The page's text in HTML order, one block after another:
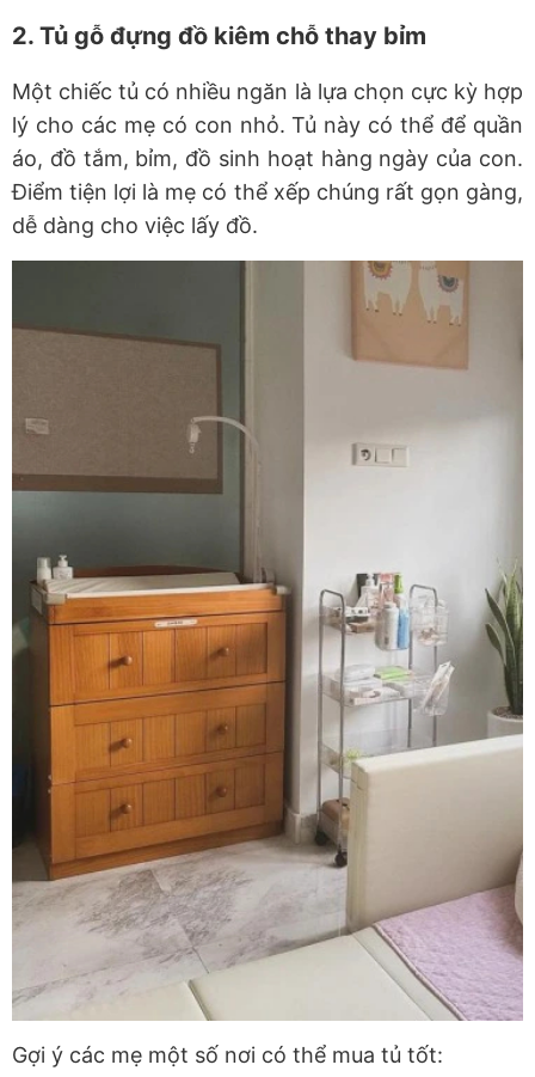
2. Tủ gỗ đựng đồ kiêm chỗ thay bỉm
Một chiếc tủ có nhiều ngăn là lựa chọn cực kỳ hợp
lý cho các mẹ có con nhỏ. Tủ này có thể để quần
áo, đồ tắm, bỉm, đồ sinh hoạt hàng ngày của con.
Điểm tiện lợi là mẹ có thể xếp chúng rất gọn gàng,
dễ dàng cho việc lấy đồ.
Gợi ý các mẹ một số nơi có thể mua tủ tốt: